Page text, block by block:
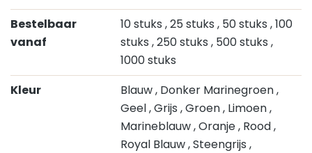
Bestelbaar
vanaf
10 stuks , 25 stuks , 50 stuks , 100
stuks , 250 stuks , 500 stuks ,
1000 stuks
Kleur
Blauw, Donker Marinegroen,
Geel, Grijs , Groen, Limoen,
Marineblauw, Oranje, Rood,
Royal Blauw, Steengrijs ,